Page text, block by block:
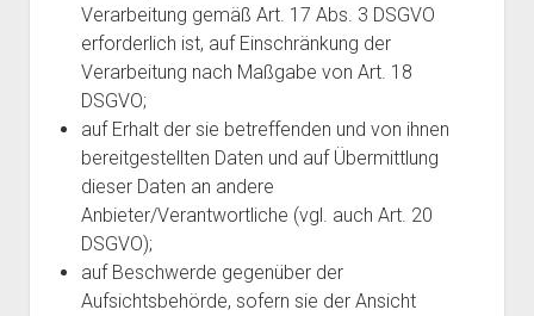
Verarbeitung gemäß Art. 17 Abs. 3 DSGVO
erforderlich ist, auf Einschränkung der
Verarbeitung nach Maßgabe von Art. 18
DSGVO;
auf Erhalt der sie betreffenden und von ihnen
bereitgestellten Daten und auf Übermittlung
dieser Daten an andere
Anbieter/Verantwortliche (vgl. auch Art. 20
DSGVO);
auf Beschwerde gegenüber der
Aufsichtsbehörde, sofern sie der Ansicht